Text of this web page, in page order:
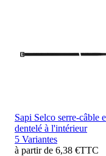
Sapi Selco serre-câble
dentelé à l'intérieur
5 Variantes
à partir de 6,38 €TTC